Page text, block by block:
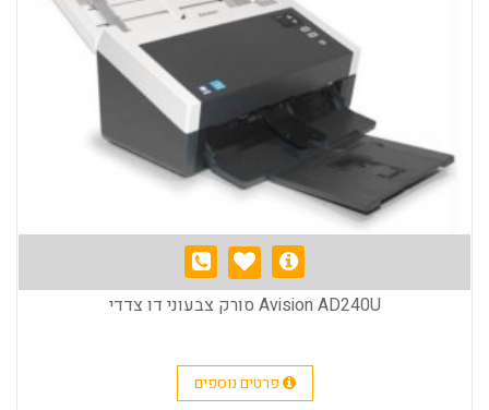
Avision AD240U סורק צבעוני דו צדדי
פרטים נוספים